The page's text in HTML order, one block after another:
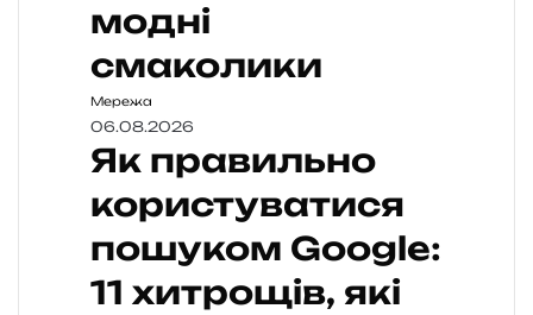
модні
смаколики
Мережа
06.08.2026
Як правильно
користуватися
пошуком Google:
11 хитрощів, які